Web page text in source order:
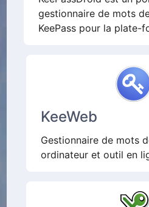
gestionnaire de mots
KeePass pour la plate-
KeeWeb
Gestionnaire de mots
ordinateur et outil en